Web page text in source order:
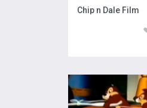
Chip n Dale Film